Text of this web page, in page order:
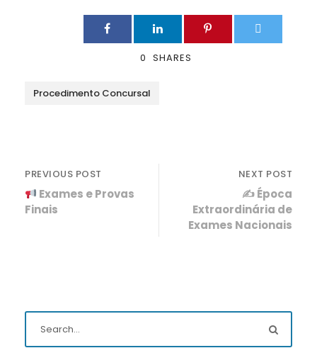
0 SHARES
Procedimento Concursal
PREVIOUS POST
Exames e Provas
Finais
NEXT POST
✍️ Época
Extraordinária de
Exames Nacionais